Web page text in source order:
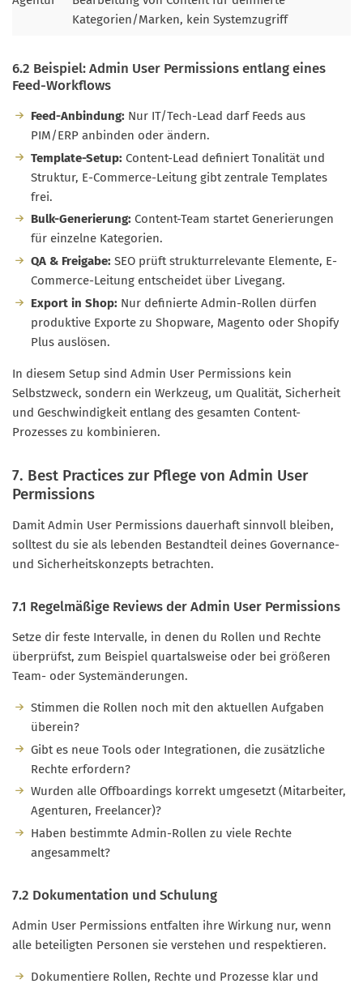
Kategorien/Marken, kein Systemzugriff
6.2 Beispiel: Admin User Permissions entlang eines
Feed-Workflows
Feed-Anbindung: Nur IT/Tech-Lead darf Feeds aus
PIM/ERP anbinden oder ändern.
Template-Setup: Content-Lead definiert Tonalität und
Struktur, E-Commerce-Leitung gibt zentrale Templates
frei.
Bulk-Generierung: Content-Team startet Generierungen
für einzelne Kategorien.
QA & Freigabe: SEO prüft strukturrelevante Elemente, E-
Commerce-Leitung entscheidet über Livegang.
Export in Shop: Nur definierte Admin-Rollen dürfen
produktive Exporte zu Shopware, Magento oder Shopify
Plus auslösen.
In diesem Setup sind Admin User Permissions kein
Selbstzweck, sondern ein Werkzeug, um Qualität, Sicherheit
und Geschwindigkeit entlang des gesamten Content-
Prozesses zu kombinieren.
7. Best Practices zur Pflege von Admin User
Permissions
Damit Admin User Permissions dauerhaft sinnvoll bleiben,
solltest du sie als lebenden Bestandteil deines Governance-
und Sicherheitskonzepts betrachten.
7.1 Regelmäßige Reviews der Admin User Permissions
Setze dir feste Intervalle, in denen du Rollen und Rechte
überprüfst, zum Beispiel quartalsweise oder bei größeren
Team- oder Systemänderungen.
Stimmen die Rollen noch mit den aktuellen Aufgaben
überein?
Gibt es neue Tools oder Integrationen, die zusätzliche
Rechte erfordern?
Wurden alle Offboardings korrekt umgesetzt (Mitarbeiter,
Agenturen, Freelancer)?
Haben bestimmte Admin-Rollen zu viele Rechte
angesammelt?
7.2 Dokumentation und Schulung
Admin User Permissions entfalten ihre Wirkung nur, wenn
alle beteiligten Personen sie verstehen und respektieren.
Dokumentiere Rollen, Rechte und Prozesse klar und